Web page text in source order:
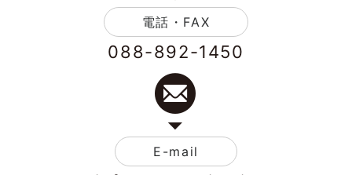
電話・FAX
088-892-1450
E-mail